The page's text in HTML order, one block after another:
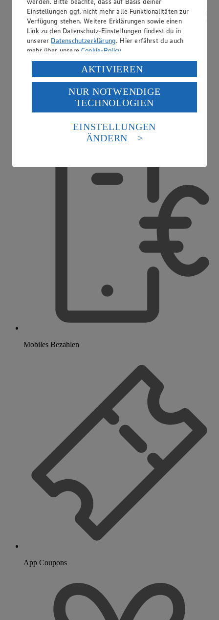
Mobiles Bezahlen
App Coupons
Einstellungen ggf. nicht mehr alle Funktionalitäten zur
Verfügung stehen. Weitere Erklärungen sowie einen
Link zu den Datenschutz-Einstellungen findest du in
unserer Datenschutzerklärung. Hier erfährst du auch
mehr über unsereCookie-Policy.
Verarbeitung deiner personenbezogenen Daten in den
USA durch Facebook und YouTube:
Wenn du auf „Aktivieren“ klickst, willigst du im Sinne
des Art. 49 Abs. 1 Satz 1 lit. a) DSGVO ein, dass deine
Daten in den USA verarbeitet werden. Der EuGH sieht
die USA als Land mit einem nach europäischen
Standards nicht angemessenen Datenschutzniveau an.
Es besteht das Risiko eines Zugriffs durch US-
Informationen zum Herausgeber der Seite findest du
AKTIVIEREN
NUR NOTWENDIGE
TECHNOLOGIEN
EINSTELLUNGEN
ÄNDERN